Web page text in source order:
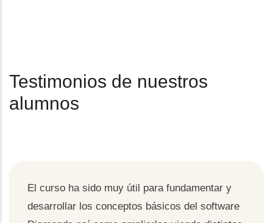
Testimonios de nuestros
alumnos
El curso ha sido muy útil para fundamentar y
desarrollar los conceptos básicos del software